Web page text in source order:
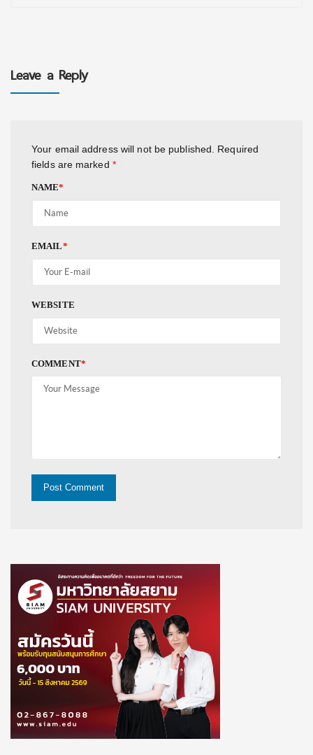
Leave a Reply
Your email address will not be published.
Required
fields are marked *
NAME*
EMAIL*
WEBSITE
COMMENT*